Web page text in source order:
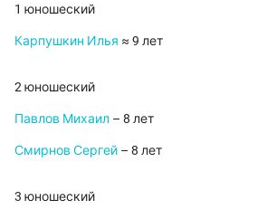
1 юношеский
Карпушкин Илья ≈ 9 лет
2 юношеский
Павлов Михаил – 8 лет
Смирнов Сергей – 8 лет
3 юношеский